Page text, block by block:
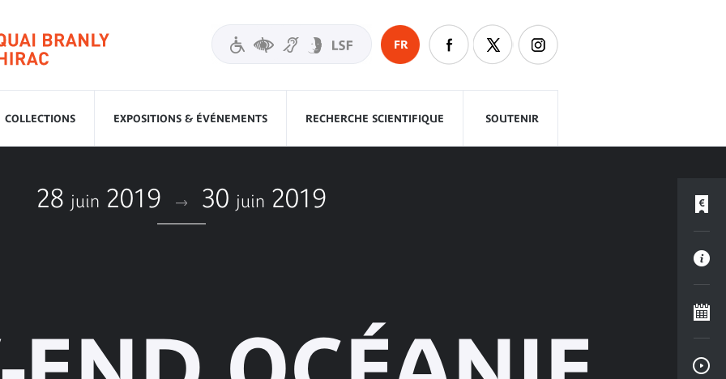
FR
COLLECTIONS EXPOSITIONS & ÉVÉNEMENTS RECHERCHE SCIENTIFIQUE SOUTENIR
28 juin 2019 30 juin 2019